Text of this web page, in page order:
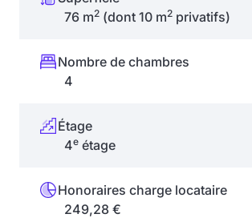
76 m2 (dont 10 m2 privatifs)
Nombre de chambres
4
Étage
4e étage
Honoraires charge locataire
249,28 €